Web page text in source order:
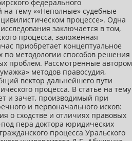
федерального
на тему ««Неполные» судебные
процессе». Одна
заключается в том,
процесса, заложенная
приобретает концептуальное
по методологии способов решения
проблем. Рассмотренные автором
методов правосудия,
вектор дальнейшего пути
процесса. В статье на тему
и зачет, производимый при
и первоначального исков:
о сходстве и отличиях правовых
пера доктора юридических
процесса Уральского